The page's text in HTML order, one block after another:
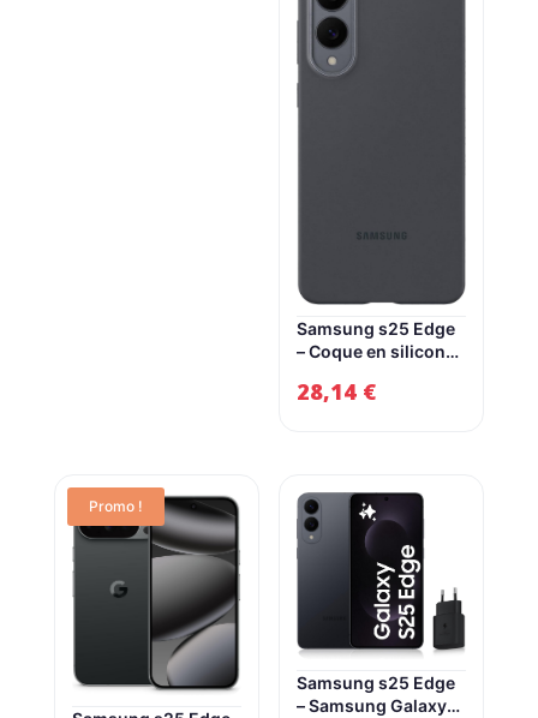
Samsung s25 Edge
– Coque en silicone
Edge noire
28,14 €
Promo !
Samsung s25 Edge
– Samsung Galaxy